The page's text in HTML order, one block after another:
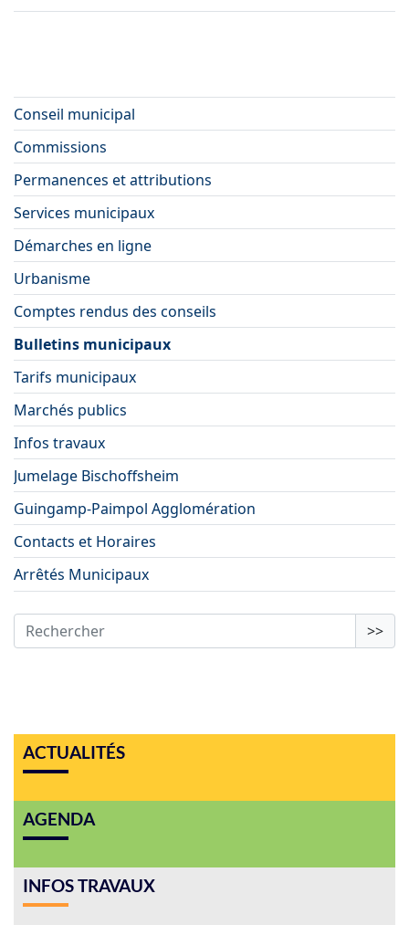
Conseil municipal
Commissions
Permanences et attributions
Services municipaux
Démarches en ligne
Urbanisme
Comptes rendus des conseils
Bulletins municipaux
Tarifs municipaux
Marchés publics
Infos travaux
Jumelage Bischoffsheim
Guingamp-Paimpol Agglomération
Contacts et Horaires
Arrêtés Municipaux
>>
ACTUALITÉS
AGENDA
INFOS TRAVAUX